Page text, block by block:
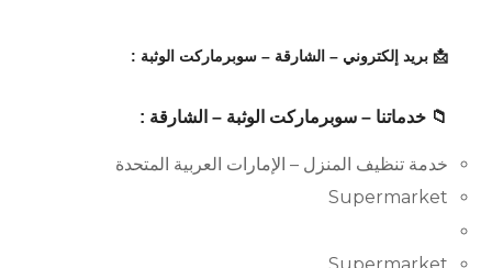
📩 بريد إلكتروني – الشارقة – سوبرماركت الوثبة :
📁 خدماتنا – سوبرماركت الوثبة – الشارقة :
خدمة تنظيف المنزل – الإمارات العربية المتحدة
Supermarket